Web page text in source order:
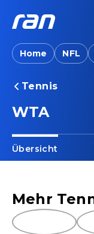
Home NFL
Tennis
WTA
Übersicht
Mehr